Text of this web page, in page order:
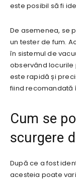
este posibil să fi
De asemenea, se
un tester de fum.
în sistemul de
observând locurile
este rapidă și
fiind recomandată
Cum se
scurgere
După ce a fost
acesteia poate